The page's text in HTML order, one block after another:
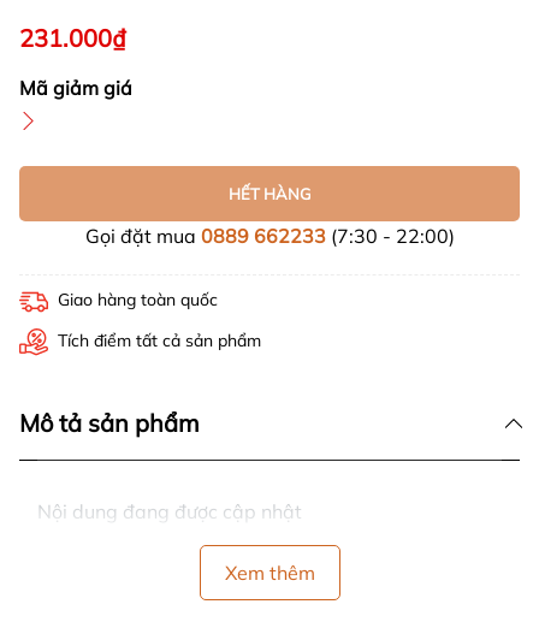
231.000₫
Mã giảm giá
HẾT HÀNG
Gọi đặt mua 0889 662233(7:30 - 22:00)
Giao hàng toàn quốc
Tích điểm tất cả sản phẩm
Mô tả sản phẩm
Nội dung đang được cập nhật
Xem thêm